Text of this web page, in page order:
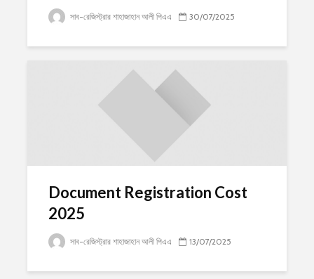
সাব-রেজিস্ট্রার শাহাজাহান আলী পিএএ 30/07/2025
Document Registration Cost
2025
সাব-রেজিস্ট্রার শাহাজাহান আলী পিএএ 13/07/2025